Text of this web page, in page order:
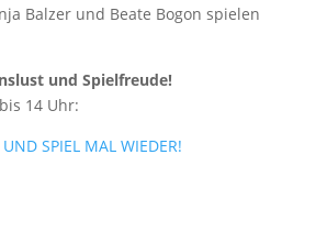
Balzer und Beate Bogon spielen
und Spielfreude!
14 Uhr:
SPIEL MAL WIEDER!